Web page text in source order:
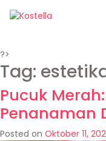
?>
Tag:
Pucuk
Penanaman
Posted on Oktober 11,